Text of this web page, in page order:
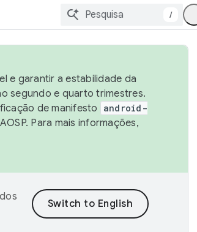
/
e garantir a estabilidade da
segundo e quarto trimestres.
de manifesto
android-
Para mais informações,